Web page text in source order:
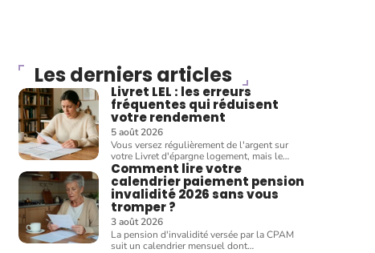
Les derniers articles
Livret LEL : les erreurs
fréquentes qui réduisent
votre rendement
5 août 2026
Vous versez régulièrement de l'argent sur
votre Livret d'épargne logement, mais le…
Comment lire votre
calendrier paiement pension
invalidité 2026 sans vous
tromper ?
3 août 2026
La pension d'invalidité versée par la CPAM
suit un calendrier mensuel dont…